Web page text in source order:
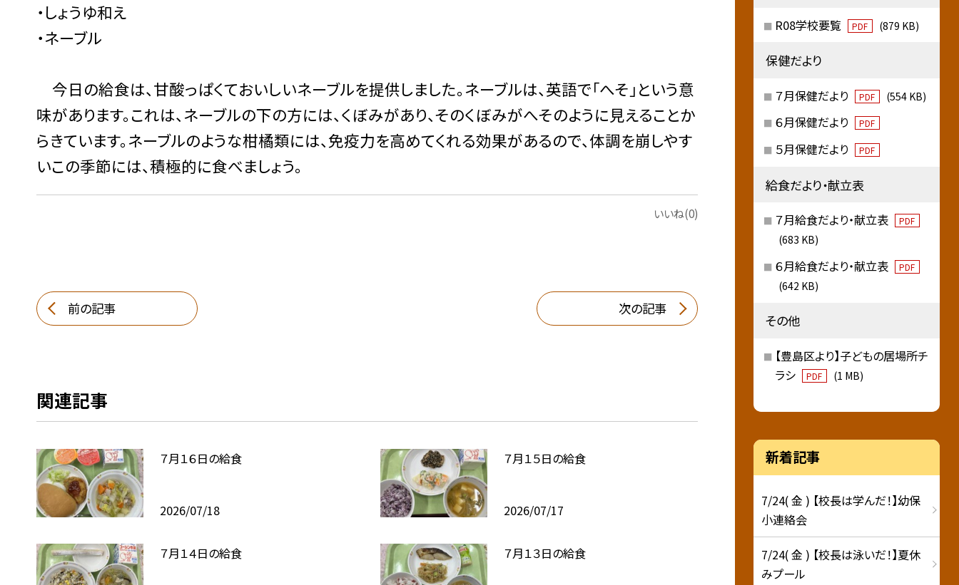
・しょうゆ和え
・ネーブル
今日の給食は、甘酸っぱくておいしいネーブルを提供しました。ネーブルは、英語で「へそ」という意
味があります。これは、ネーブルの下の方には、くぼみがあり、そのくぼみがへそのように見えることか
らきています。ネーブルのような柑橘類には、免疫力を高めてくれる効果があるので、体調を崩しやす
いこの季節には、積極的に食べましょう。
いいね(0)
前の記事 次の記事
関連記事
７月１６日の給食
2026/07/18
７月１５日の給食
2026/07/17
７月１４日の給食 ７月１３日の給食
R08学校要覧 PDF (879 KB)
保健だより
７月保健だより PDF (554 KB)
６月保健だより PDF
５月保健だより PDF
給食だより・献立表
７月給食だより・献立表 PDF
(683 KB)
６月給食だより・献立表 PDF
(642 KB)
その他
【豊島区より】子どもの居場所チ
ラシ
PDF (1 MB)
新着記事
7/24( 金 ) 【校長は学んだ！】幼保
小連絡会
7/24( 金 ) 【校長は泳いだ！】夏休
みプール